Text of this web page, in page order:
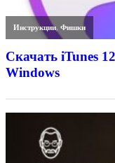
Инструкции,Фишки
Скачать iTunes
Windows